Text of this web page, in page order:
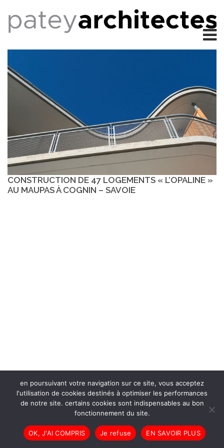
CONSTRUCTION DE 47 LOGEMENTS « L’OPALINE »
AU MAUPAS À COGNIN – SAVOIE
en poursuivant votre navigation sur ce site, vous acceptez
l'utilisation de cookies destinés à optimiser les performances
de notre site. certains cookies sont indispensables au bon
fonctionnement du site.
OK, J'AI COMPRIS Je refuse EN SAVOIR PLUS